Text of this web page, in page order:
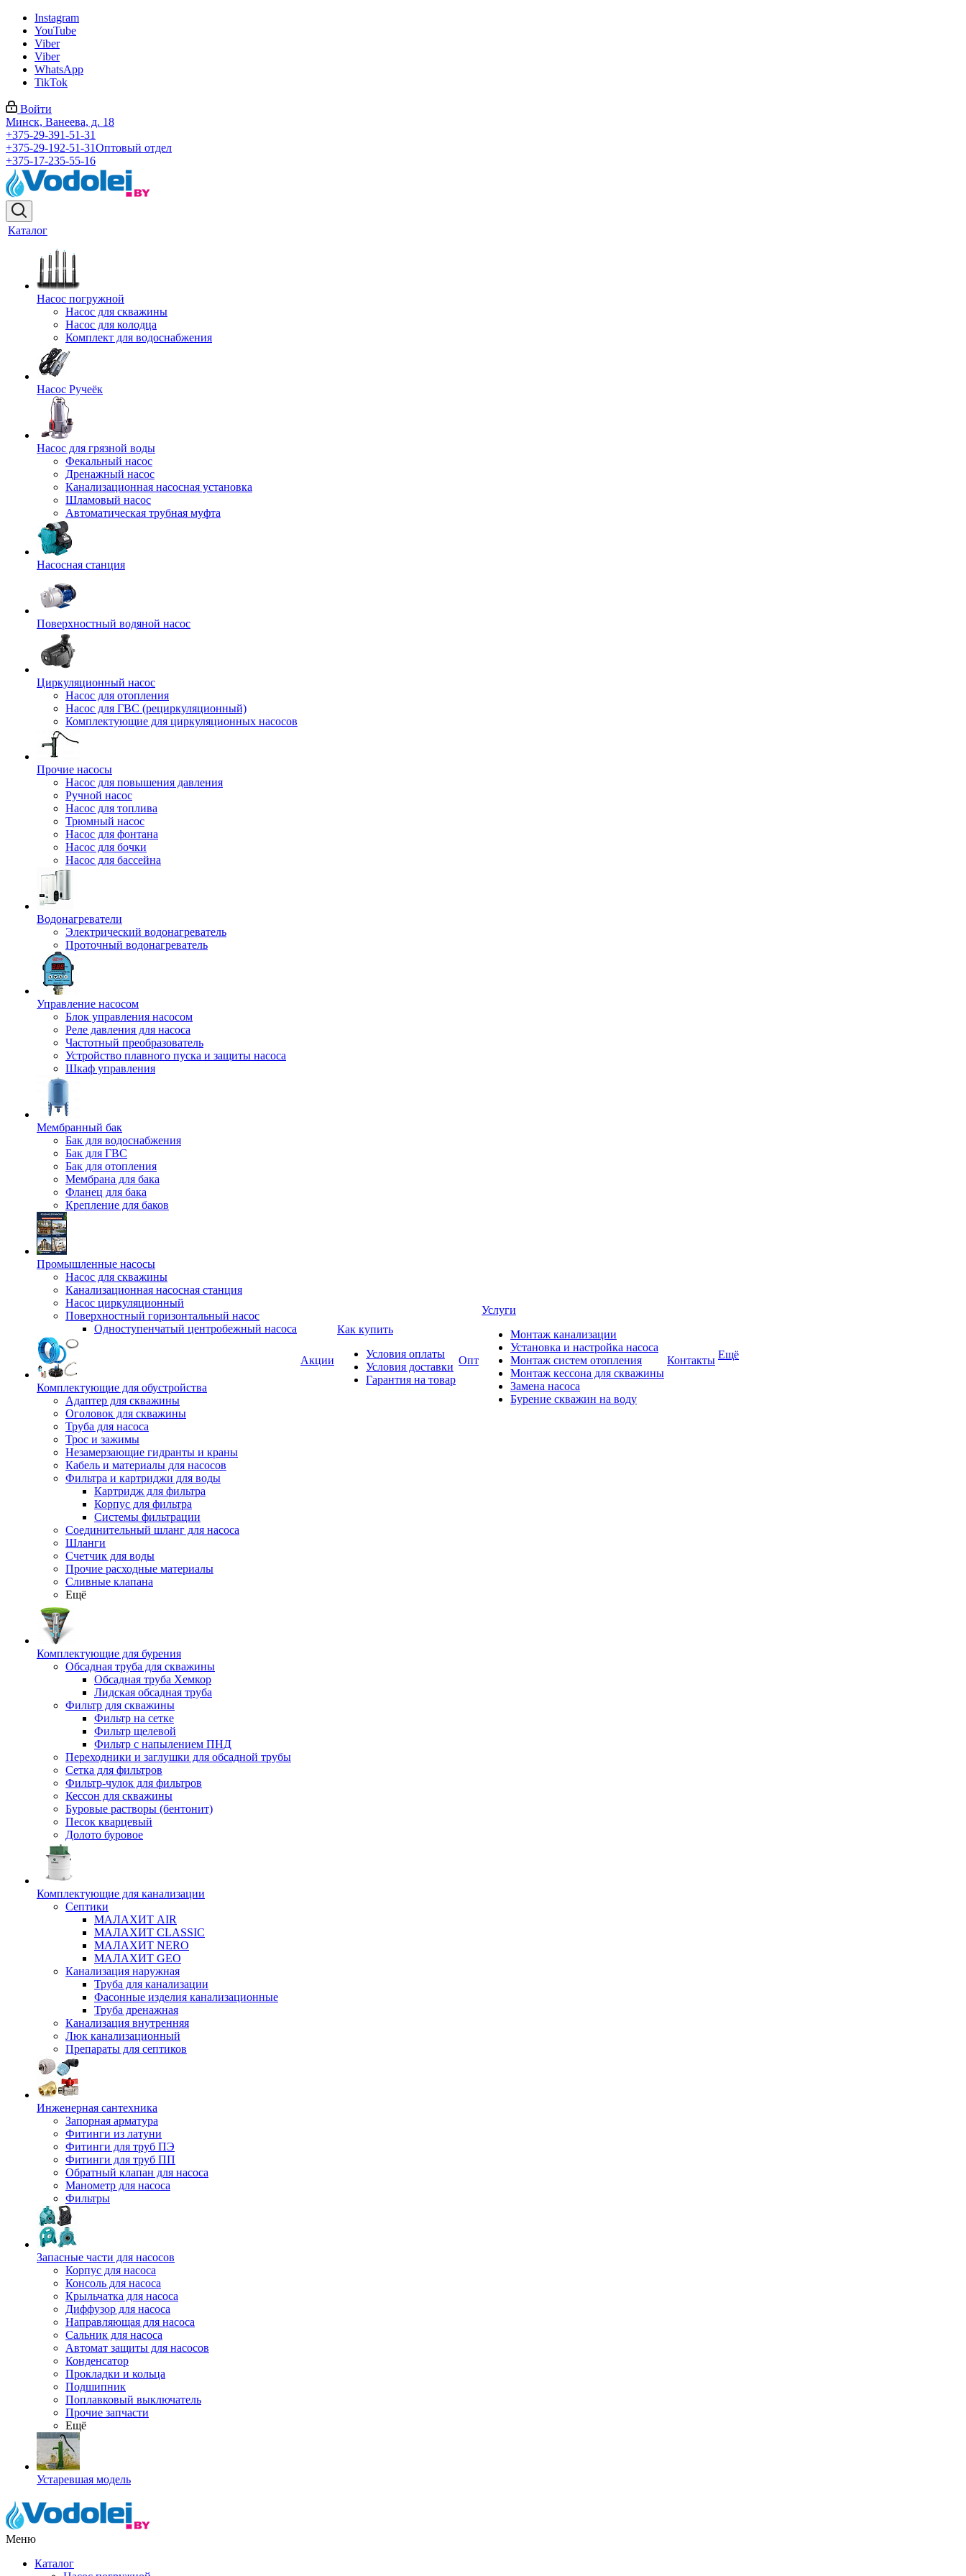
Instagram
YouTube
Viber
Viber
WhatsApp
TikTok
Войти
Минск, Ванеева, д. 18
+375-29-391-51-31
+375-29-192-51-31Оптовый отдел
+375-17-235-55-16
Каталог
Насос погружной
Насос для скважины
Насос для колодца
Комплект для водоснабжения
Насос Ручеёк
Насос для грязной воды
Фекальный насос
Дренажный насос
Канализационная насосная установка
Шламовый насос
Автоматическая трубная муфта
Насосная станция
Поверхностный водяной насос
Циркуляционный насос
Насос для отопления
Насос для ГВС (рециркуляционный)
Комплектующие для циркуляционных насосов
Прочие насосы
Насос для повышения давления
Ручной насос
Насос для топлива
Трюмный насос
Насос для фонтана
Насос для бочки
Насос для бассейна
Водонагреватели
Электрический водонагреватель
Проточный водонагреватель
Управление насосом
Блок управления насосом
Реле давления для насоса
Частотный преобразователь
Устройство плавного пуска и защиты насоса
Шкаф управления
Мембранный бак
Бак для водоснабжения
Бак для ГВС
Бак для отопления
Мембрана для бака
Фланец для бака
Крепление для баков
Промышленные насосы
Насос для скважины
Канализационная насосная станция
Насос циркуляционный
Поверхностный горизонтальный насос
Одноступенчатый центробежный насоса
Комплектующие для обустройства
Адаптер для скважины
Оголовок для скважины
Труба для насоса
Трос и зажимы
Незамерзающие гидранты и краны
Кабель и материалы для насосов
Фильтра и картриджи для воды
Картридж для фильтра
Корпус для фильтра
Системы фильтрации
Соединительный шланг для насоса
Шланги
Счетчик для воды
Прочие расходные материалы
Сливные клапана
Ещё
Комплектующие для бурения
Обсадная труба для скважины
Обсадная труба Хемкор
Лидская обсадная труба
Фильтр для скважины
Фильтр на сетке
Фильтр щелевой
Фильтр с напылением ПНД
Переходники и заглушки для обсадной трубы
Сетка для фильтров
Фильтр-чулок для фильтров
Кессон для скважины
Буровые растворы (бентонит)
Песок кварцевый
Долото буровое
Комплектующие для канализации
Септики
МАЛАХИТ AIR
МАЛАХИТ CLASSIC
МАЛАХИТ NERO
МАЛАХИТ GEO
Канализация наружная
Труба для канализации
Фасонные изделия канализационные
Труба дренажная
Канализация внутренняя
Люк канализационный
Препараты для септиков
Инженерная сантехника
Запорная арматура
Фитинги из латуни
Фитинги для труб ПЭ
Фитинги для труб ПП
Обратный клапан для насоса
Манометр для насоса
Фильтры
Запасные части для насосов
Корпус для насоса
Консоль для насоса
Крыльчатка для насоса
Диффузор для насоса
Направляющая для насоса
Сальник для насоса
Автомат защиты для насосов
Конденсатор
Прокладки и кольца
Подшипник
Поплавковый выключатель
Прочие запчасти
Ещё
Устаревшая модель
Акции
Как купить
Условия оплаты
Условия доставки
Гарантия на товар
Опт
Услуги
Монтаж канализации
Установка и настройка насоса
Монтаж систем отопления
Монтаж кессона для скважины
Замена насоса
Бурение скважин на воду
Контакты Ещё
Меню
Каталог